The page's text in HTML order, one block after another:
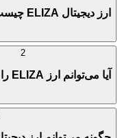
و توسعه‌دهندگان امکان
فرآیندهای مالی و اقتصادی
قابلیت‌های پیشرفته در
کاربران این امکان را
ارز دیجیتال ELIZA چیست؟
آیا می‌توانم ارز ELIZA را استخراج کنم؟